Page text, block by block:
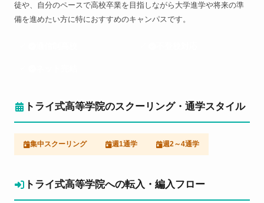
徒や、自分のペースで高校卒業を目指しながら大学進学や将来の準
備を進めたい方に特におすすめのキャンパスです。
トライ式高等学院のスクーリング・通学スタイル
集中スクーリング 週1通学 週2～4通学
トライ式高等学院への転入・編入フロー